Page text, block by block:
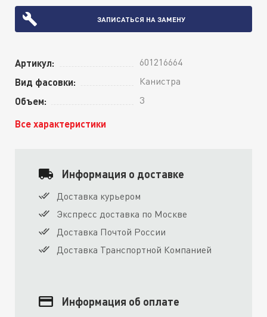
ЗАПИСАТЬСЯ НА ЗАМЕНУ
Артикул: 601216664
Вид фасовки: Канистра
Объем: 3
Все характеристики
Информация о доставке
Доставка курьером
Экспресс доставка по Москве
Доставка Почтой России
Доставка Транспортной Компанией
Информация об оплате